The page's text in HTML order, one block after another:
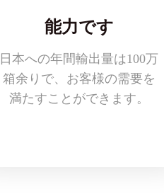
能力です
日本への年間輸出量は100万
箱余りで、お客様の需要を
満たすことができます。